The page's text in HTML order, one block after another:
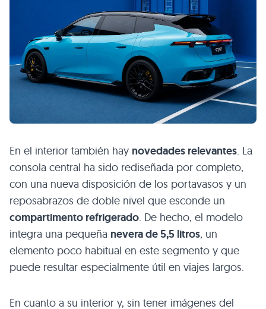
En el interior también hay novedades relevantes. La
consola central ha sido rediseñada por completo,
con una nueva disposición de los portavasos y un
reposabrazos de doble nivel que esconde un
compartimento refrigerado. De hecho, el modelo
integra una pequeña nevera de 5,5 litros, un
elemento poco habitual en este segmento y que
puede resultar especialmente útil en viajes largos.
En cuanto a su interior y, sin tener imágenes del